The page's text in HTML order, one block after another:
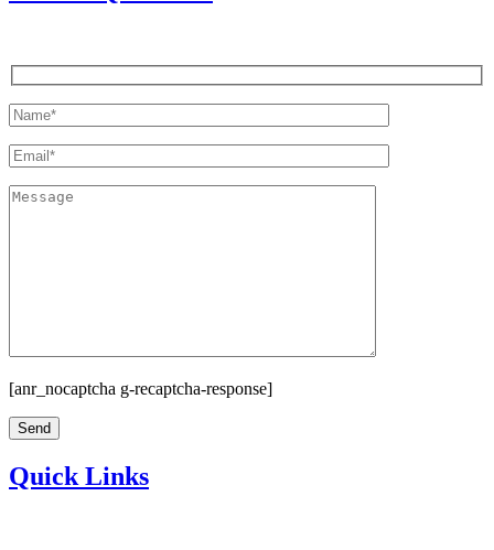
[anr_nocaptcha g-recaptcha-response]
Quick Links